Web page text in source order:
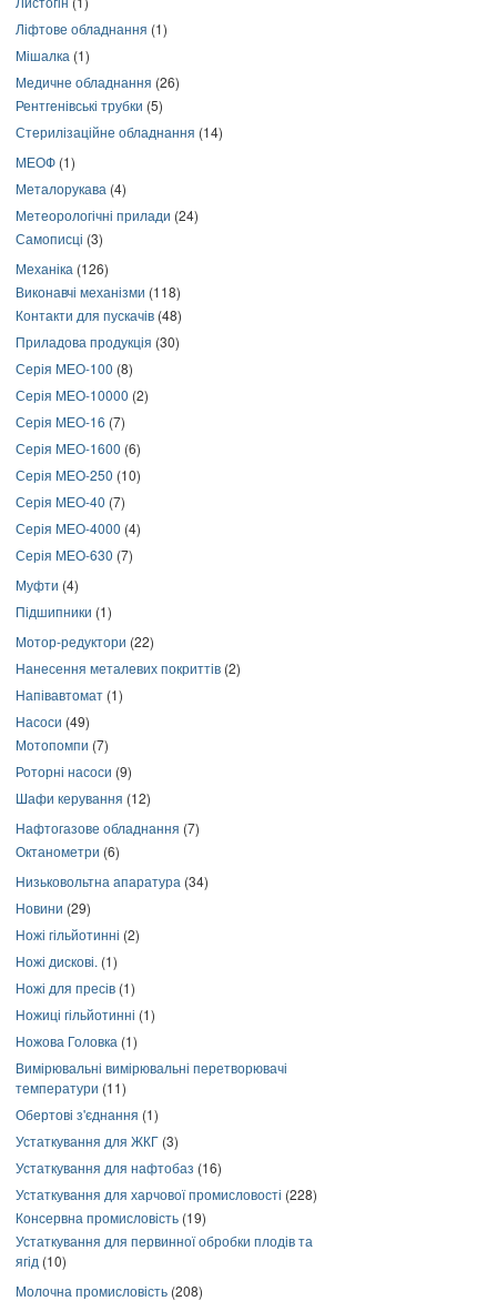
Ліфтове обладнання (1)
Мішалка (1)
Медичне обладнання (26)
Рентгенівські трубки (5)
Стерилізаційне обладнання (14)
МЕОФ (1)
Металорукава (4)
Метеорологічні прилади (24)
Самописці (3)
Механіка (126)
Виконавчі механізми (118)
Контакти для пускачів (48)
Приладова продукція (30)
Серія МЕО-100 (8)
Серія МЕО-10000 (2)
Серія МЕО-16 (7)
Серія МЕО-1600 (6)
Серія МЕО-250 (10)
Серія МЕО-40 (7)
Серія МЕО-4000 (4)
Серія МЕО-630 (7)
Муфти (4)
Підшипники (1)
Мотор-редуктори (22)
Нанесення металевих покриттів (2)
Напівавтомат (1)
Насоси (49)
Мотопомпи (7)
Роторні насоси (9)
Шафи керування (12)
Нафтогазове обладнання (7)
Октанометри (6)
Низьковольтна апаратура (34)
Новини (29)
Ножі гільйотинні (2)
Ножі дискові. (1)
Ножі для пресів (1)
Ножиці гільйотинні (1)
Ножова Головка (1)
Вимірювальні вимірювальні перетворювачі
температури (11)
Обертові з'єднання (1)
Устаткування для ЖКГ (3)
Устаткування для нафтобаз (16)
Устаткування для харчової промисловості (228)
Консервна промисловість (19)
Устаткування для первинної обробки плодів та
ягід (10)
Молочна промисловість (208)